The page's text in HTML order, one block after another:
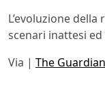
L’evoluzione
scenari inattesi
Via | The Guardian